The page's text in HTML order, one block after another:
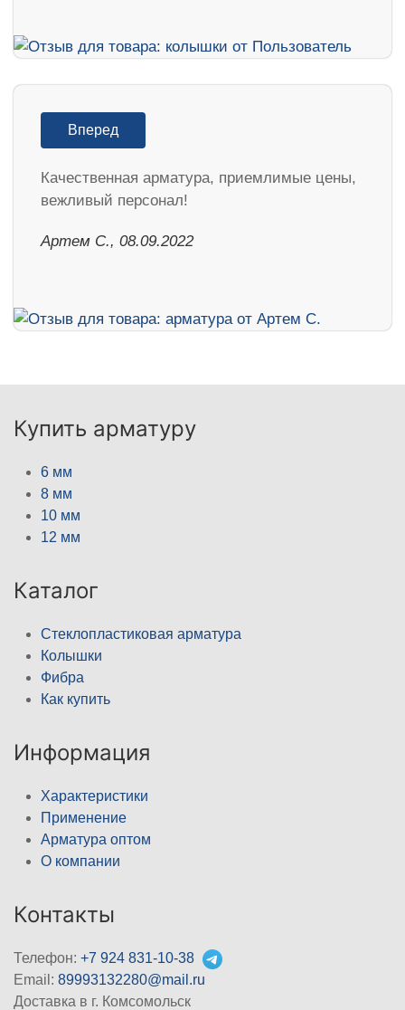
Вперед
Качественная арматура, приемлимые цены,
вежливый персонал!
Артем С., 08.09.2022
Купить арматуру
6 мм
8 мм
10 мм
12 мм
Каталог
Стеклопластиковая арматура
Колышки
Фибра
Как купить
Информация
Характеристики
Применение
Арматура оптом
О компании
Контакты
Телефон: +7 924 831-10-38
Email: 89993132280@mail.ru
Доставка в г. Комсомольск